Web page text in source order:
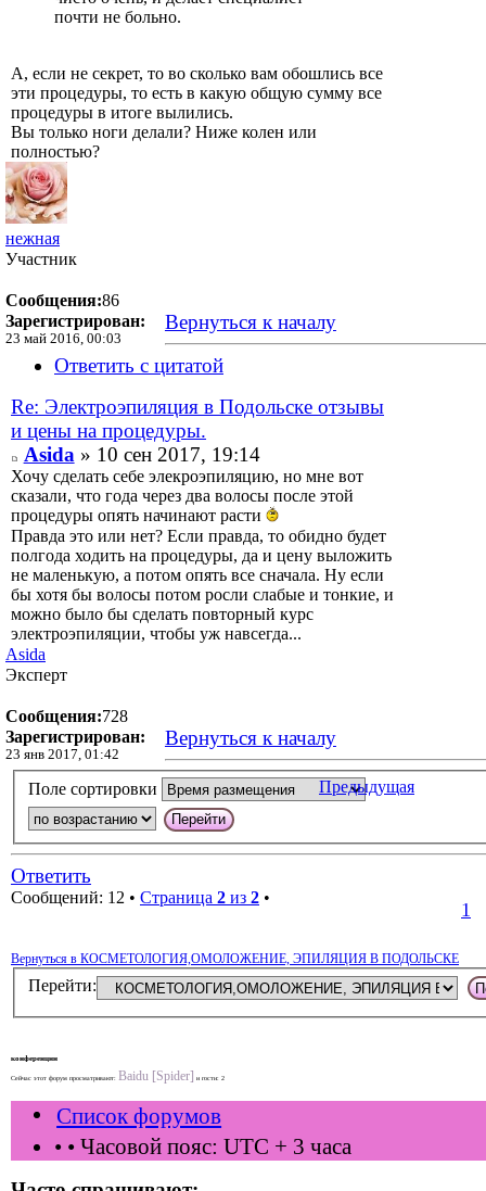
почти не больно.
А, если не секрет, то во сколько вам обошлись все
эти процедуры, то есть в какую общую сумму все
процедуры в итоге вылились.
Вы только ноги делали? Ниже колен или
полностью?
нежная
Участник
Сообщения:86
Зарегистрирован:
23 май 2016, 00:03
Вернуться к началу
Ответить с цитатой
Re: Электроэпиляция в Подольске отзывы
и цены на процедуры.
Asida» 10 сен 2017, 19:14
Хочу сделать себе элекроэпиляцию, но мне вот
сказали, что года через два волосы после этой
процедуры опять начинают расти
Правда это или нет? Если правда, то обидно будет
полгода ходить на процедуры, да и цену выложить
не маленькую, а потом опять все сначала. Ну если
бы хотя бы волосы потом росли слабые и тонкие, и
можно было бы сделать повторный курс
электроэпиляции, чтобы уж навсегда...
Asida
Эксперт
Сообщения:728
Зарегистрирован:
23 янв 2017, 01:42
Вернуться к началу
Предыдущая
Поле сортировки
Ответить
Сообщений: 12 • Страница 2 из 2 •
1
Вернуться в КОСМЕТОЛОГИЯ,ОМОЛОЖЕНИЕ, ЭПИЛЯЦИЯ В ПОДОЛЬСКЕ
Перейти:
конференции
Сейчас этот форум просматривают: Baidu [Spider] и гости: 2
Список форумов
• • Часовой пояс: UTC + 3 часа